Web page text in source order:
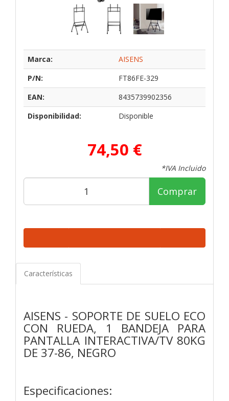
Marca:
AISENS
P/N:
FT86FE-329
EAN:
8435739902356
Disponibilidad:
Disponible
74,50 €
*IVA Incluido
Comprar
Características
AISENS - SOPORTE DE SUELO ECO
CON RUEDA, 1 BANDEJA PARA
PANTALLA INTERACTIVA/TV 80KG
DE 37-86, NEGRO
Especificaciones: